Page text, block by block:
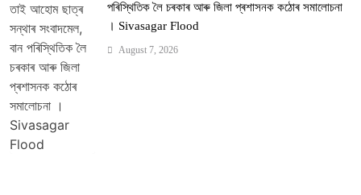
পৰিস্থিতিক লৈ চৰকাৰ আৰু জিলা প্ৰশাসনক কঠোৰ সমালোচনা
। Sivasagar Flood
August 7, 2026